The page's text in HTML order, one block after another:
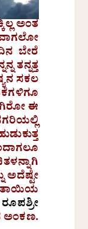
ಅಂತ
ದಿನ ಬೇರೆ
ತನ್ನತ್ತ
ಸಕಲ
ಈ
ಅದೆಷ್ಟೇ
ರೂಪಶ್ರೀ